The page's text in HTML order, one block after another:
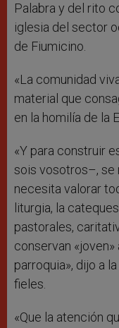
Palabra y del rito
iglesia del sector
de Fiumicino.
«La comunidad
material que
en la homilía de la
«Y para construir
sois vosotros–, se
necesita valorar
liturgia, la
pastorales,
conservan
parroquia», dijo a
fieles.
«Que la atención